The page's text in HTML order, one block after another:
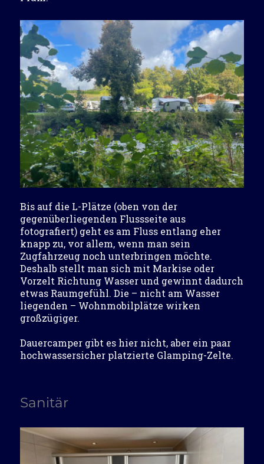
Bis auf die L-Plätze (oben von der
gegenüberliegenden Flussseite aus
fotografiert) geht es am Fluss entlang eher
knapp zu, vor allem, wenn man sein
Zugfahrzeug noch unterbringen möchte.
Deshalb stellt man sich mit Markise oder
Vorzelt Richtung Wasser und gewinnt dadurch
etwas Raumgefühl. Die – nicht am Wasser
liegenden – Wohnmobilplätze wirken
großzügiger.
Dauercamper gibt es hier nicht, aber ein paar
hochwassersicher platzierte Glamping-Zelte.
Sanitär